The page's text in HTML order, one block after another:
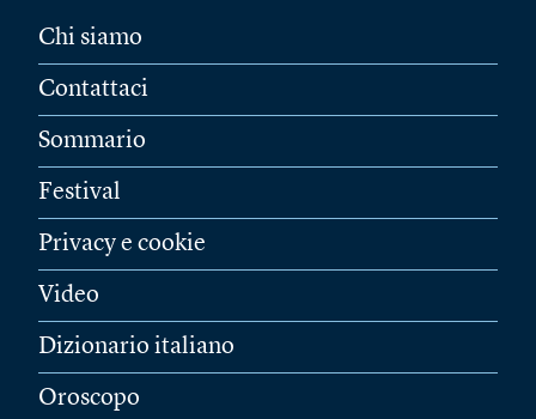
Chi siamo
Contattaci
Sommario
Festival
Privacy e cookie
Video
Dizionario italiano
Oroscopo